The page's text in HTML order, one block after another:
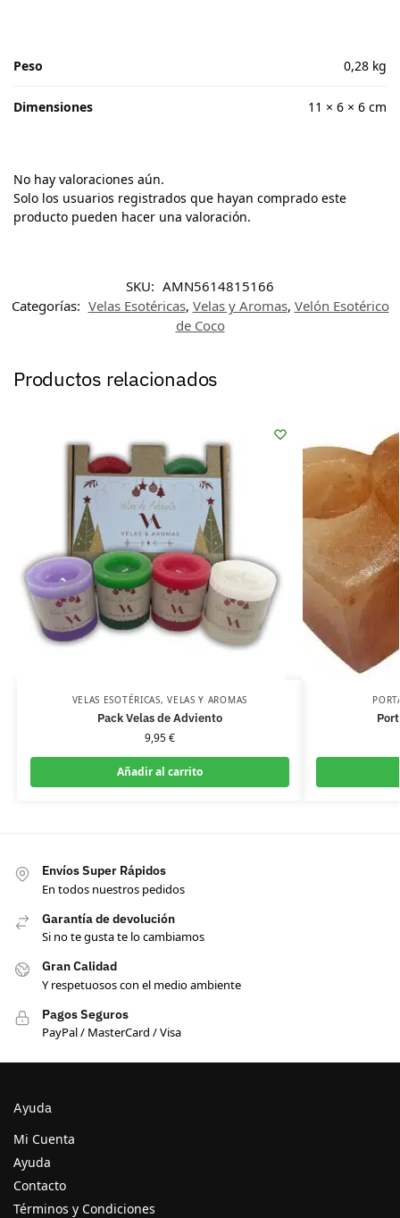
Peso 0,28 kg
Dimensiones 11 × 6 × 6 cm
No hay valoraciones aún.
Solo los usuarios registrados que hayan comprado este
producto pueden hacer una valoración.
SKU: AMN5614815166
Categorías: Velas Esotéricas, Velas y Aromas, Velón Esotérico
de Coco
Productos relacionados
VELAS ESOTÉRICAS,VELAS Y AROMAS
Pack Velas de Adviento
9,95€
Añadir al carrito
Envíos Super Rápidos
En todos nuestros pedidos
Garantía de devolución
Si no te gusta te lo cambiamos
Gran Calidad
Y respetuosos con el medio ambiente
Pagos Seguros
PayPal / MasterCard / Visa
Ayuda
Mi Cuenta
Ayuda
Contacto
Términos y Condiciones